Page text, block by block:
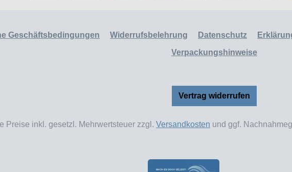
Geschäftsbedingungen Widerrufsbelehrung Datenschutz
Verpackungshinweise
Vertrag widerrufen
Preise inkl. gesetzl. Mehrwertsteuer zzgl. Versandkosten und ggf.